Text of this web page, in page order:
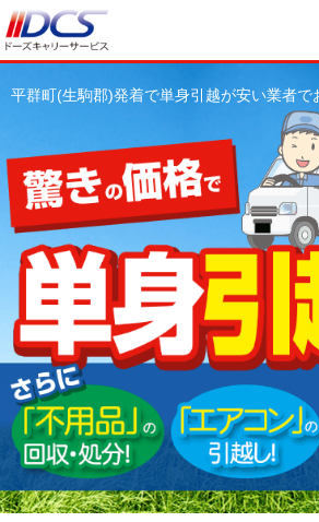
平群町(生駒郡)発着で単身引越が安い業者で